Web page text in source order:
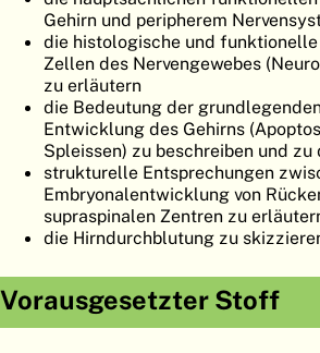
Gehirn und peripherem
die histologische und
Zellen des Nervengewebes
zu erläutern
die Bedeutung der
Entwicklung des Gehirns
Spleissen) zu beschreiben und zu
strukturelle Entsprechungen
Embryonalentwicklung von
supraspinalen Zentren zu
die Hirndurchblutung zu
Vorausgesetzter Stoff